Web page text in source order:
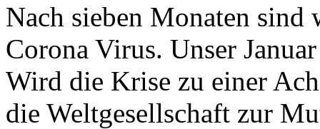
Nach sieben Monaten
Corona Virus. Unser
Wird die Krise zu einer
die Weltgesellschaft zur